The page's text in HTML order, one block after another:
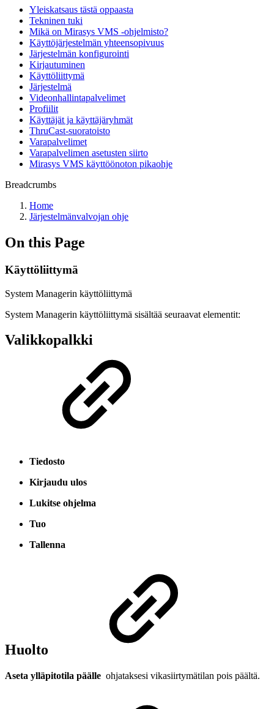
Yleiskatsaus tästä oppaasta
Tekninen tuki
Mikä on Mirasys VMS -ohjelmisto?
Käyttöjärjestelmän yhteensopivuus
Järjestelmän konfigurointi
Kirjautuminen
Käyttöliittymä
Järjestelmä
Videonhallintapalvelimet
Profiilit
Käyttäjät ja käyttäjäryhmät
ThruCast-suoratoisto
Varapalvelimet
Varapalvelimen asetusten siirto
Mirasys VMS käyttöönoton pikaohje
Breadcrumbs
Home
Järjestelmänvalvojan ohje
On this Page
Käyttöliittymä
System Managerin käyttöliittymä
System Managerin käyttöliittymä sisältää seuraavat elementit:
Valikkopalkki
Tiedosto
Kirjaudu ulos
Lukitse ohjelma
Tuo
Tallenna
Huolto
Aseta ylläpitotila päälle ohjataksesi vikasiirtymätilan pois päältä.